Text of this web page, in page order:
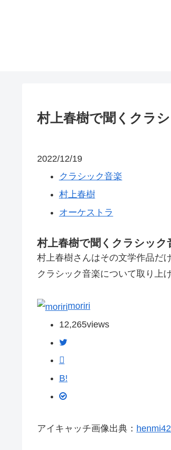
村上春樹で聞くクラ
2022/12/19
クラシック音楽
村上春樹
オーケストラ
村上春樹で聞くクラシック
村上春樹さんはその文学作品だ
クラシック音楽について取り上
moriri
12,265views
B!
アイキャッチ画像出典：